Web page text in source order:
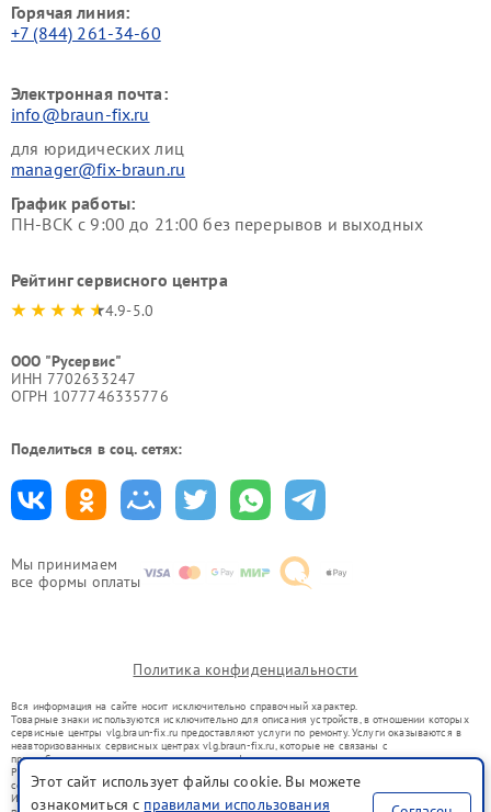
Мы принимаем
все формы оплаты
Горячая линия:
+7 (844) 261-34-60
Электронная почта:
info@braun-fix.ru
для юридических лиц
manager@fix-braun.ru
График работы:
ПН-ВСК с 9:00 до 21:00 без перерывов и выходных
Рейтинг сервисного центра
4.9-5.0
ООО "Русервис"
ИНН 7702633247
ОГРН 1077746335776
Поделиться в соц. сетях:
Политика конфиденциальности
Вся информация на сайте носит исключительно справочный характер.
Товарные знаки используются исключительно для описания устройств, в отношении которых
сервисные центры vlg.braun-fix.ru предоставляют услуги по ремонту. Услуги оказываются в
неавторизованных сервисных центрах vlg.braun-fix.ru, которые не связаны с
правообладателями товарных знаков или их официальными представителями.
Ремонт осуществляется для устройств, уже введенных в гражданский оборот в соответствии
со статьей 1487 ГК РФ.
Использование товарных знаков не преследует цели индивидуализации услуг или введения
Этот сайт использует файлы cookie. Вы можете
ознакомиться с правилами использования